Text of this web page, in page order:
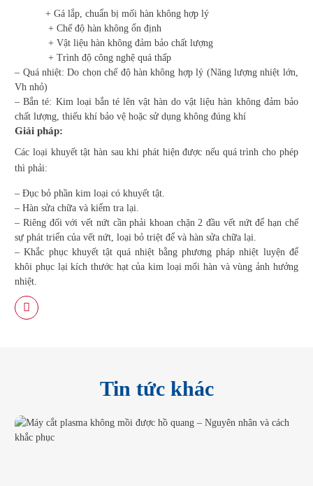
+ Gá lắp, chuẩn bị mối hàn không hợp lý
+ Chế độ hàn không ổn định
+ Vật liệu hàn không đảm bảo chất lượng
+ Trình độ công nghệ quá thấp
– Quá nhiệt: Do chọn chế độ hàn không hợp lý (Năng lượng nhiệt lớn,
Vh nhỏ)
– Bắn té: Kim loại bắn té lên vật hàn do vật liệu hàn không đảm bảo
chất lượng, thiếu khí bảo vệ hoặc sử dụng không đúng khí
Giải pháp:
Các loại khuyết tật hàn sau khi phát hiện được nếu quá trình cho phép
thì phải:
– Đục bỏ phần kim loại có khuyết tật.
– Hàn sửa chữa và kiểm tra lại.
– Riêng đối với vết nứt cần phải khoan chặn 2 đầu vết nứt để hạn chế
sự phát triển của vết nứt, loại bỏ triệt để và hàn sửa chữa lại.
– Khắc phục khuyết tật quá nhiệt bằng phương pháp nhiệt luyện để
khôi phục lại kích thước hạt của kim loại mối hàn và vùng ảnh hưởng
nhiệt.
Tin tức khác